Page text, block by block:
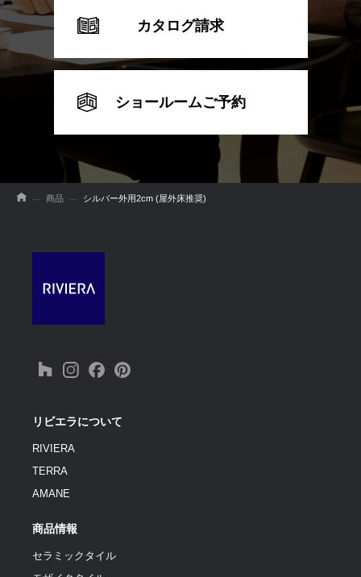
カタログ請求
ショールームご予約
商品 シルバー外用2cm (屋外床推奨)
リビエラについて
RIVIERA
TERRA
AMANE
商品情報
セラミックタイル